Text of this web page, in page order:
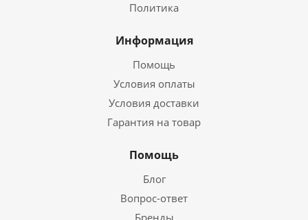
Политика
Информация
Помощь
Условия оплаты
Условия доставки
Гарантия на товар
Помощь
Блог
Вопрос-ответ
Бренды